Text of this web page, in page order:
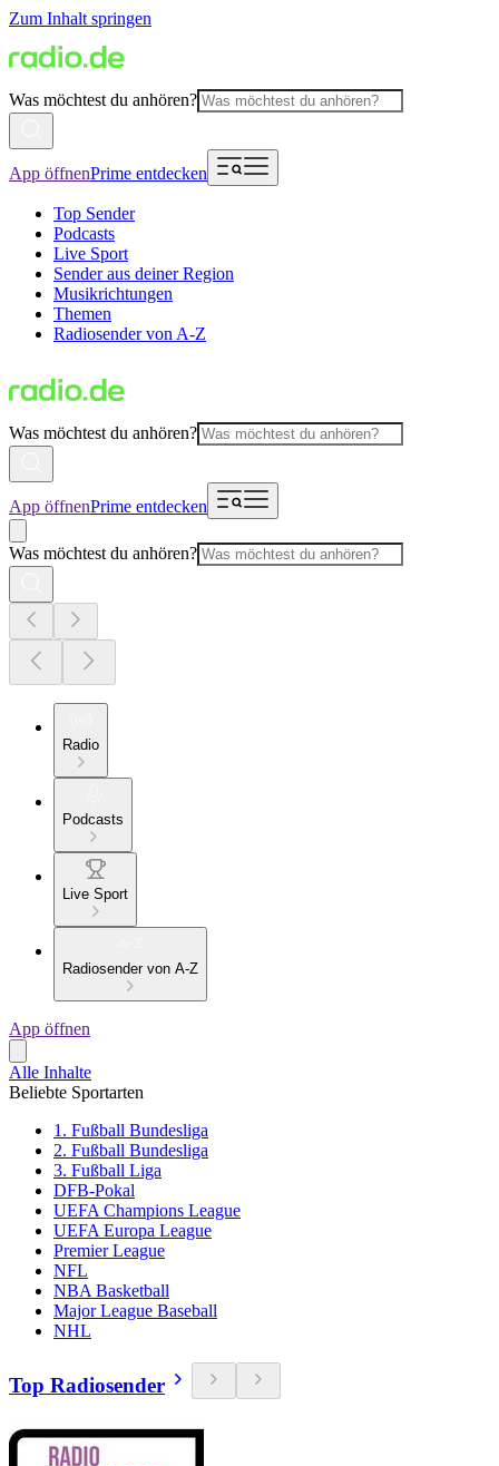
Zum Inhalt springen
Was möchtest du anhören?
App öffnenPrime entdecken
Top Sender
Podcasts
Live Sport
Sender aus deiner Region
Musikrichtungen
Themen
Radiosender von A-Z
Was möchtest du anhören?
App öffnenPrime entdecken
Was möchtest du anhören?
Radio
Podcasts
Live Sport
Radiosender von A-Z
App öffnen
Alle Inhalte
Beliebte Sportarten
1. Fußball Bundesliga
2. Fußball Bundesliga
3. Fußball Liga
DFB-Pokal
UEFA Champions League
UEFA Europa League
Premier League
NFL
NBA Basketball
Major League Baseball
NHL
Top Radiosender